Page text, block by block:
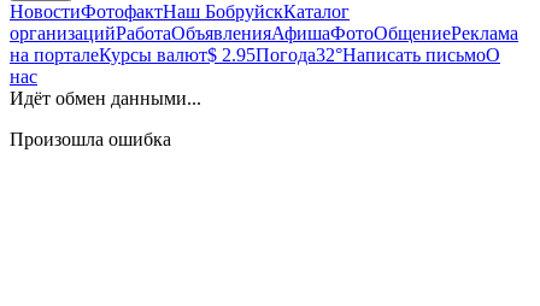
НовостиФотофактНаш БобруйскКаталог
организацийРаботаОбъявленияАфишаФотоОбщениеРеклама
на порталеКурсы валют$ 2.95Погода32°Написать письмоО
нас
Идёт обмен данными...
Произошла ошибка